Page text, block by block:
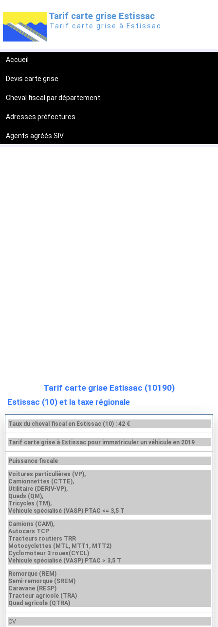
Tarif carte grise Estissac
Tarif carte grise à Estissac
Accueil
Devis carte grise
Cheval fiscal par département
Adresses préfectures
Agents agréés SIV
Tarif carte grise Estissac (10190)
Estissac (10) et la taxe régionale
Taux du cheval fiscal en Estissac (10) : 42 €
Tarif carte grise à Estissac pour immatriculer un véhicule en 2019
Puissance fiscale
Voitures particulières (VP),
Camionnettes (CTTE),
Utilitaire (DERIV-VP),
Quads (QM),
Tricycles (TM),
Véhicule spécialisé (VASP) PTAC <= 3,5 T
Camions (CAM),
Autocars TCP
Tracteurs routiers TRR
Motocyclettes (MTL, MTT1, MTT2)
Cyclomoteur 3 roues(CYCL)
Véhicule spécialisé (VASP) PTAC > 3,5 T
Remorque (REM)
Semi-remorque (SREM)
Caravane (RESP)
Tracteur agricole (TRA)
Quad agricole (QTRA)
CV